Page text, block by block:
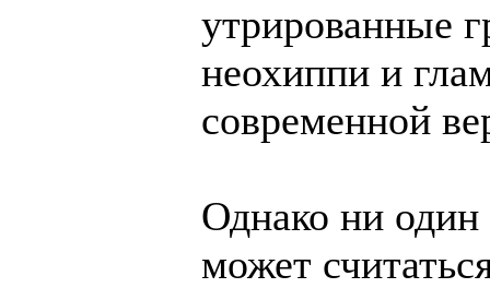
утрированные
неохиппи и
современной
Однако ни один
может